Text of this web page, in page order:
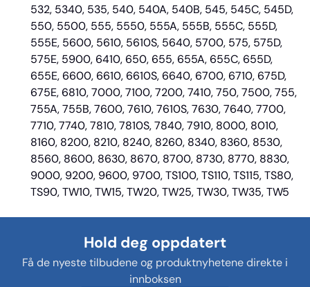
532, 5340, 535, 540, 540A, 540B, 545, 545C, 545D,
550, 5500, 555, 5550, 555A, 555B, 555C, 555D,
555E, 5600, 5610, 5610S, 5640, 5700, 575, 575D,
575E, 5900, 6410, 650, 655, 655A, 655C, 655D,
655E, 6600, 6610, 6610S, 6640, 6700, 6710, 675D,
675E, 6810, 7000, 7100, 7200, 7410, 750, 7500, 755,
755A, 755B, 7600, 7610, 7610S, 7630, 7640, 7700,
7710, 7740, 7810, 7810S, 7840, 7910, 8000, 8010,
8160, 8200, 8210, 8240, 8260, 8340, 8360, 8530,
8560, 8600, 8630, 8670, 8700, 8730, 8770, 8830,
9000, 9200, 9600, 9700, TS100, TS110, TS115, TS80,
TS90, TW10, TW15, TW20, TW25, TW30, TW35, TW5
Hold deg oppdatert
Få de nyeste tilbudene og produktnyhetene direkte i
innboksen